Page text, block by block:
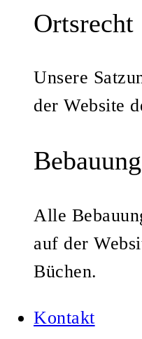
Ortsrecht
Unsere
der Website
Alle
auf der
Büchen.
Kontakt